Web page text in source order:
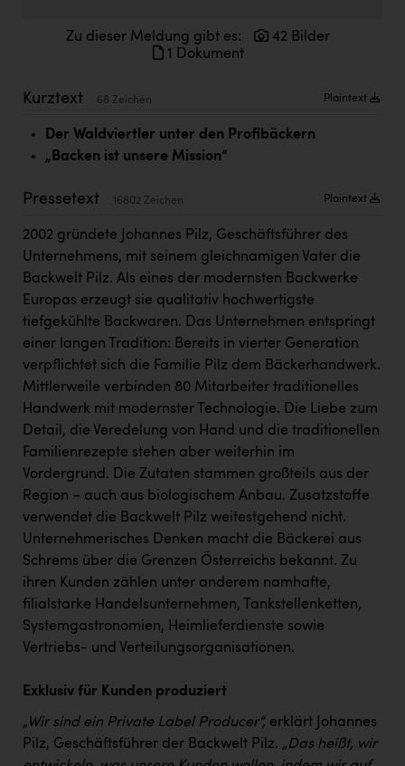
Fristads Austria
Immotech
INTERSPAR
INTERSPORT Austria
Jesolo
Jane Goodall Institute Austria
Kärcher
Karin Liedl
KIWI Kinderwunsch Institut Dr. Loimer
KLIPP Frisör
Kleider Bauer
Kremsmüller Anlagenbau GmbH
Maximarkt
Oldtimer Raststationen und Motorhotels
Österreichischer Kachelofenverband
Orlen
Zu dieser Meldung gibt es:
42 Bilder
1 Dokument
Kurztext 68 Zeichen Plaintext
Der Waldviertler unter den Profibäckern
„Backen ist unsere Mission“
Pressetext 16802 Zeichen Plaintext
2002 gründete Johannes Pilz, Geschäftsführer des
Unternehmens, mit seinem gleichnamigen Vater die
Backwelt Pilz. Als eines der modernsten Backwerke
Europas erzeugt sie qualitativ hochwertigste
tiefgekühlte Backwaren. Das Unternehmen entspringt
einer langen Tradition: Bereits in vierter Generation
verpflichtet sich die Familie Pilz dem Bäckerhandwerk.
Mittlerweile verbinden 80 Mitarbeiter traditionelles
Handwerk mit modernster Technologie. Die Liebe zum
Detail, die Veredelung von Hand und die traditionellen
Familienrezepte stehen aber weiterhin im
Vordergrund. Die Zutaten stammen großteils aus der
Region – auch aus biologischem Anbau. Zusatzstoffe
verwendet die Backwelt Pilz weitestgehend nicht.
Unternehmerisches Denken macht die Bäckerei aus
Schrems über die Grenzen Österreichs bekannt. Zu
ihren Kunden zählen unter anderem namhafte,
filialstarke Handelsunternehmen, Tankstellenketten,
Systemgastronomien, Heimlieferdienste sowie
Vertriebs- und Verteilungsorganisationen.
Exklusiv für Kunden produziert
„Wir sind ein Private Label Producer“, erklärt Johannes
Pilz, Geschäftsführer der Backwelt Pilz. „Das heißt, wir